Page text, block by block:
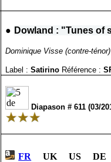
● Dowland : "Tunes of
Dominique Visse (contre-
Label : Satirino Référence :
Diapason # 611 (03/
FR UK US DE